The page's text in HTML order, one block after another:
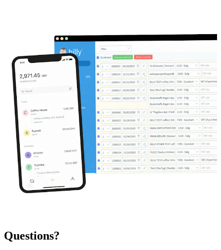
Questions?